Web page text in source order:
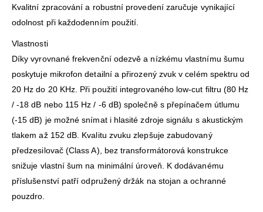
Kvalitní zpracování a robustní provedení zaručuje vynikající
odolnost při každodenním použití.
Vlastnosti
Díky vyrovnané frekvenční odezvě a nízkému vlastnímu šumu
poskytuje mikrofon detailní a přirozený zvuk v celém spektru od
20 Hz do 20 KHz. Při použití integrovaného low-cut filtru (80 Hz
/ -18 dB nebo 115 Hz / -6 dB) společně s přepínačem útlumu
(-15 dB) je možné snímat i hlasité zdroje signálu s akustickým
tlakem až 152 dB. Kvalitu zvuku zlepšuje zabudovaný
předzesilovač (Class A), bez transformátorová konstrukce
snižuje vlastní šum na minimální úroveň. K dodávanému
příslušenství patří odpružený držák na stojan a ochranné
pouzdro.